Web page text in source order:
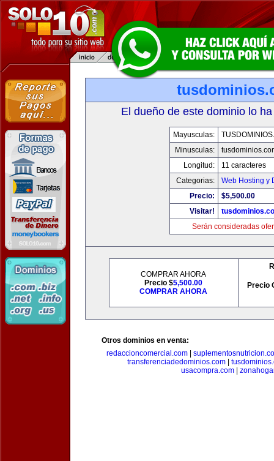
El dueño de este dominio lo
Mayusculas:
Minusculas:
Longitud:
11 caracteres
Categorias:
Web Hosting y
Precio:
$5,500.00
Visitar!
Serán consideradas
COMPRAR AHORA
Precio $5,500.00
COMPRAR AHORA
Precio
Otros dominios en venta:
redaccioncomercial.com|
transferenciadedominios.com|
usacompra.com